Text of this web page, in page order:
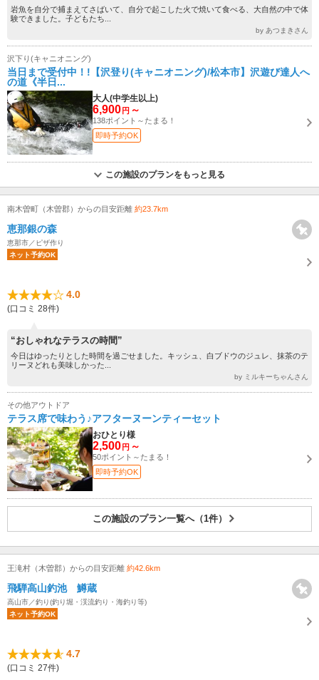
岩魚を自分で捕まえてさばいて、自分で起こした火で焼いて食べる、大自然の中で体
験できました。子どもたち...
by あつまきさん
沢下り(キャニオニング)
当日まで受付中！!【沢登り(キャニオニング)/松本市】沢遊び達人へ
の道《半日...
大人(中学生以上)
6,900 円 ～
138ポイント～たまる！
即時予約OK
この施設のプランをもっと見る
南木曽町（木曽郡）からの目安距離 約23.7km
恵那銀の森
恵那市／ピザ作り
ネット予約OK
4.0
(口コミ 28件)
“おしゃれなテラスの時間”
今日はゆったりとした時間を過ごせました。キッシュ、白ブドウのジュレ、抹茶のテ
リーヌどれも美味しかった...
by ミルキーちゃんさん
その他アウトドア
テラス席で味わう♪アフターヌーンティーセット
おひとり様
2,500 円 ～
50ポイント～たまる！
即時予約OK
この施設のプラン一覧へ（1件）
王滝村（木曽郡）からの目安距離 約42.6km
飛騨高山釣池 鱒蔵
高山市／釣り(釣り堀・渓流釣り・海釣り等)
ネット予約OK
4.7
(口コミ 27件)